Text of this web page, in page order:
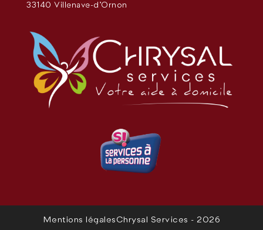
33140 Villenave-d'Ornon
Mentions légales Chrysal Services - 2026